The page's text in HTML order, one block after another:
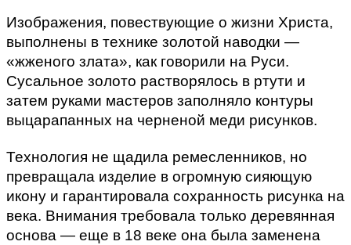
Изображения, повествующие о жизни Христа,
выполнены в технике золотой наводки —
«жженого злата», как говорили на Руси.
Сусальное золото растворялось в ртути и
затем руками мастеров заполняло контуры
выцарапанных на черненой меди рисунков.
Технология не щадила ремесленников, но
превращала изделие в огромную сияющую
икону и гарантировала сохранность рисунка на
века. Внимания требовала только деревянная
основа — еще в 18 веке она была заменена